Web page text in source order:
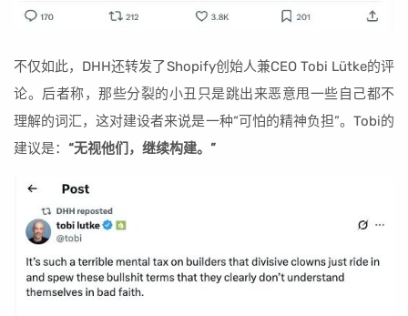
不仅如此，DHH还转发了Shopify创始人兼CEO Tobi Lütke的评
论。后者称，那些分裂的小丑只是跳出来恶意甩一些自己都不
理解的词汇，这对建设者来说是一种“可怕的精神负担”。Tobi的
建议是： “无视他们，继续构建。”